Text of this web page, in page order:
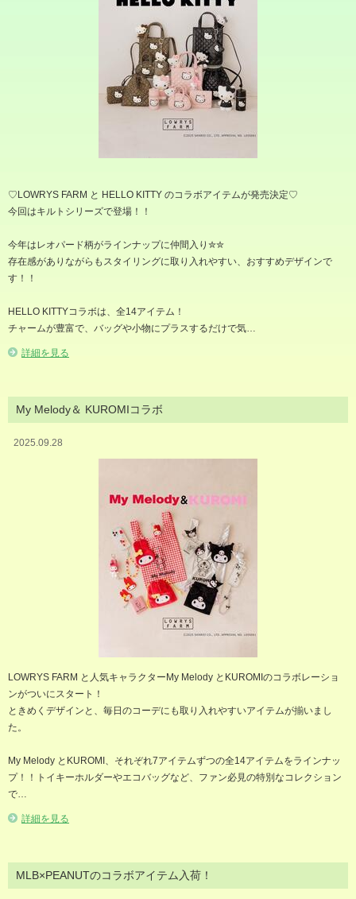
♡LOWRYS FARM と HELLO KITTY のコラボアイテムが発売決定♡
今回はキルトシリーズで登場！！
今年はレオパード柄がラインナップに仲間入り✮✮
存在感がありながらもスタイリングに取り入れやすい、おすすめデザインで
す！！
HELLO KITTYコラボは、全14アイテム！
チャームが豊富で、バッグや小物にプラスするだけで気…
詳細を見る
My Melody＆ KUROMIコラボ
2025.09.28
LOWRYS FARM と人気キャラクターMy Melody とKUROMIのコラボレーショ
ンがついにスタート！
ときめくデザインと、毎日のコーデにも取り入れやすいアイテムが揃いまし
た。
My Melody とKUROMI、それぞれ7アイテムずつの全14アイテムをラインナッ
プ！！トイキーホルダーやエコバッグなど、ファン必見の特別なコレクション
で…
詳細を見る
MLB×PEANUTのコラボアイテム入荷！